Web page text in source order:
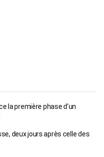
la première phase d’un
deux jours après celle des